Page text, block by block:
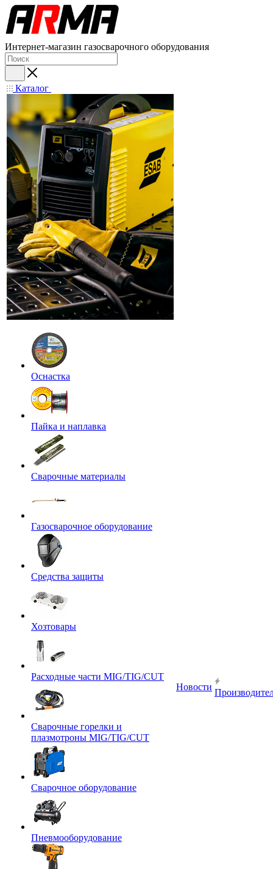
Интернет-магазин газосварочного оборудования
Каталог
Оснастка
Пайка и наплавка
Сварочные материалы
Газосварочное оборудование
Средства защиты
Хозтовары
Расходные части MIG/TIG/CUT
Сварочные горелки и
плазмотроны MIG/TIG/CUT
Сварочное оборудование
Пневмооборудование
Новости